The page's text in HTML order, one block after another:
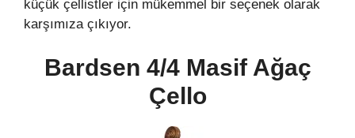
küçük çellistler için mükemmel bir seçenek olarak
karşımıza çıkıyor.
Bardsen 4/4 Masif Ağaç
Çello